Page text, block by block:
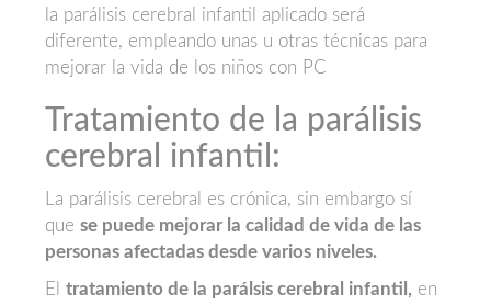
la parálisis cerebral infantil aplicado será
diferente, empleando unas u otras técnicas para
mejorar la vida de los niños con PC
Tratamiento de la parálisis
cerebral infantil:
La parálisis cerebral es crónica, sin embargo sí
quese puede mejorar la calidad de vida de las
personas afectadas desde varios niveles.
Eltratamiento de la parálsis cerebral infantil, en